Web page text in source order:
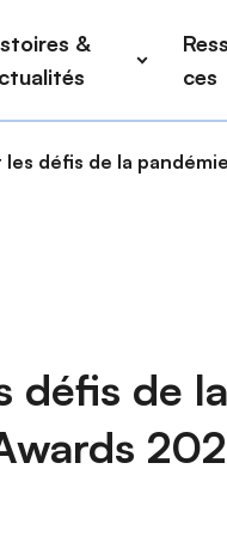
&
ces
défis de la
défis de